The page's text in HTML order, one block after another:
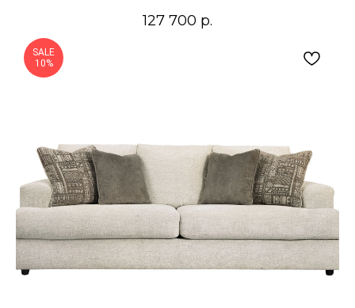
127 700 р.
SALE
10%